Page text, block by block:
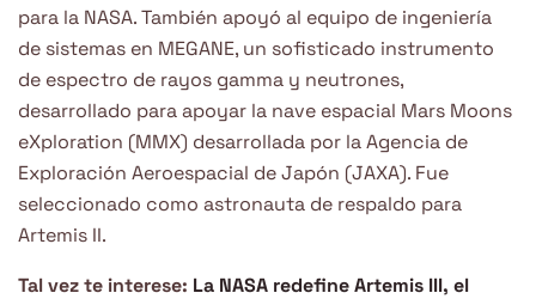
para la NASA. También apoyó al equipo de ingeniería
de sistemas en MEGANE, un sofisticado instrumento
de espectro de rayos gamma y neutrones,
desarrollado para apoyar la nave espacial Mars Moons
eXploration (MMX) desarrollada por la Agencia de
Exploración Aeroespacial de Japón (JAXA). Fue
seleccionado como astronauta de respaldo para
Artemis II.
Tal vez te interese: La NASA redefine Artemis III, el